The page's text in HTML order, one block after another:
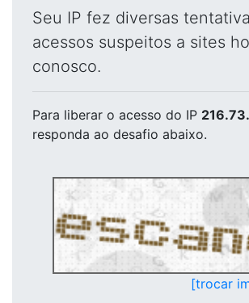
Seu IP fez diversas
acessos suspeitos a sites
conosco.
Para liberar o acesso do IP
responda ao desafio abaixo.
[trocar